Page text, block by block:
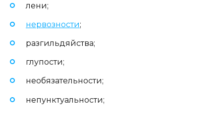
лени;
нервозности;
разгильдяйства;
глупости;
необязательности;
непунктуальности;